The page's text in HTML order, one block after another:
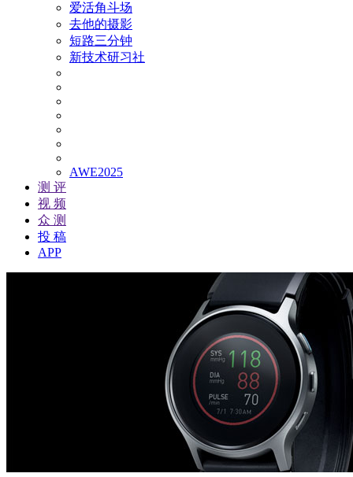
爱活角斗场
去他的摄影
短路三分钟
新技术研习社
AWE2025
测 评
视 频
众 测
投 稿
APP